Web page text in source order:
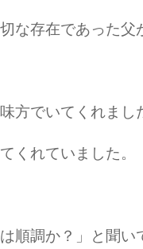
な存在であった父
方でいてくれまし
くれていました。
順調か？」と聞い